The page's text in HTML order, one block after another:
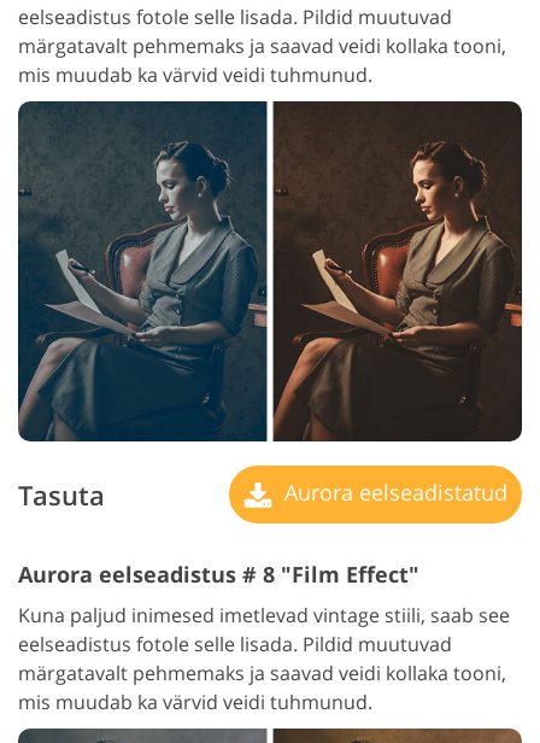
eelseadistus fotole selle lisada. Pildid muutuvad
märgatavalt pehmemaks ja saavad veidi kollaka tooni,
mis muudab ka värvid veidi tuhmunud.
Tasuta Aurora eelseadistatud
Aurora eelseadistus # 8 "Film Effect"
Kuna paljud inimesed imetlevad vintage stiili, saab see
eelseadistus fotole selle lisada. Pildid muutuvad
märgatavalt pehmemaks ja saavad veidi kollaka tooni,
mis muudab ka värvid veidi tuhmunud.